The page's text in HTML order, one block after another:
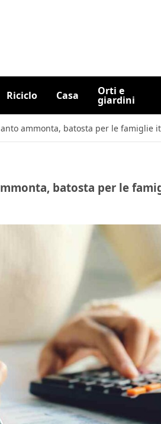
Riciclo Casa Orti e
giardini
ammonta, batosta per le famiglie
batosta per le